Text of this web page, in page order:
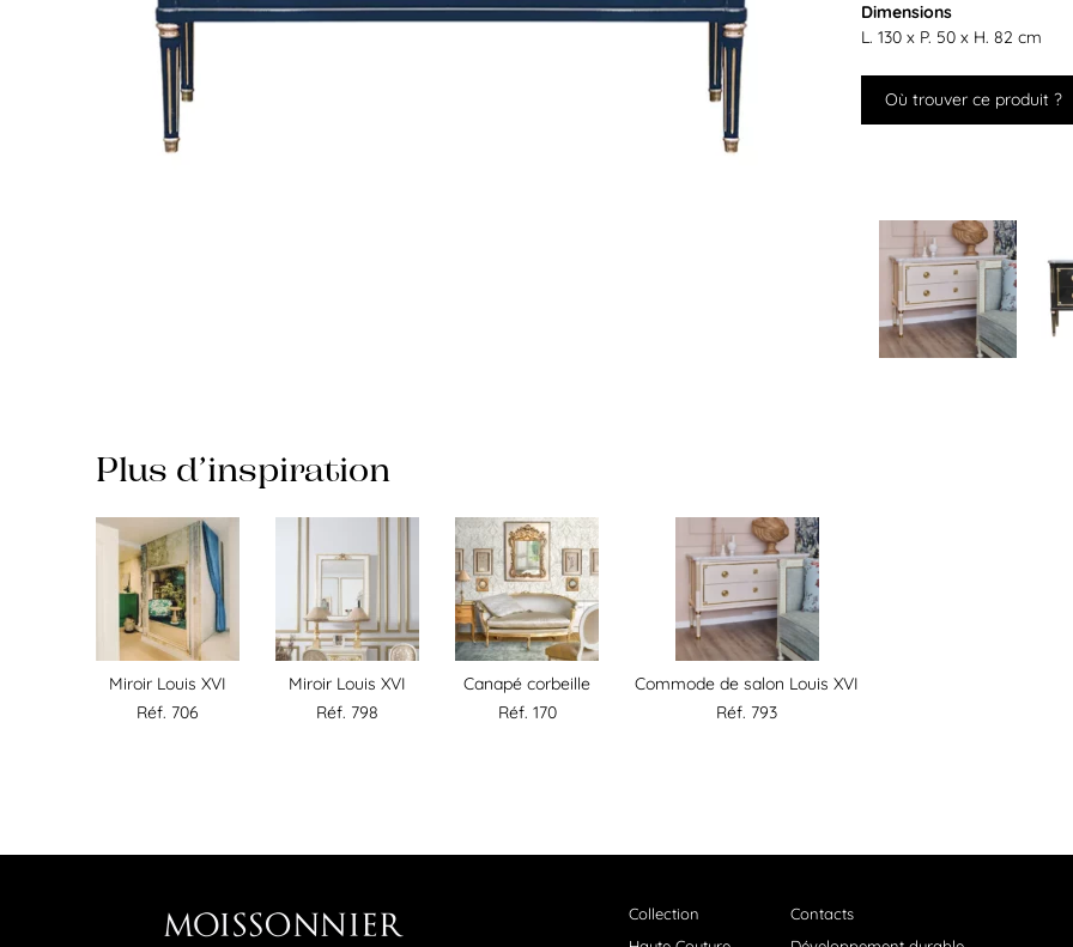
Dimensions
L. 130 x P. 50 x H. 82 cm
Où trouver ce produit ?
Plus d’inspiration
Miroir Louis XVI
Réf. 706
Miroir Louis XVI
Réf. 798
Canapé corbeille
Réf. 170
Commode de salon Louis XVI
Réf. 793
Collection
Contacts